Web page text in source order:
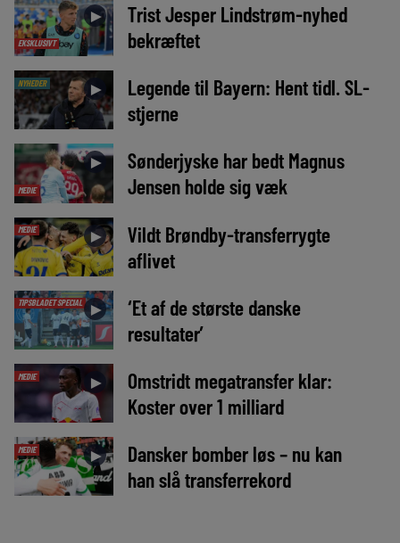
EKSKLUSIVT
►
Trist Jesper Lindstrøm-nyhed
bekræftet
NYHEDER ►
Legende til Bayern: Hent tidl. SL-
stjerne
MEDIE
►
Sønderjyske har bedt Magnus
Jensen holde sig væk
MEDIE ►
Vildt Brøndby-transferrygte
aflivet
TIPSBLADET SPECIAL ►
‘Et af de største danske
resultater’
MEDIE ►
Omstridt megatransfer klar:
Koster over 1 milliard
MEDIE ►
Dansker bomber løs – nu kan
han slå transferrekord